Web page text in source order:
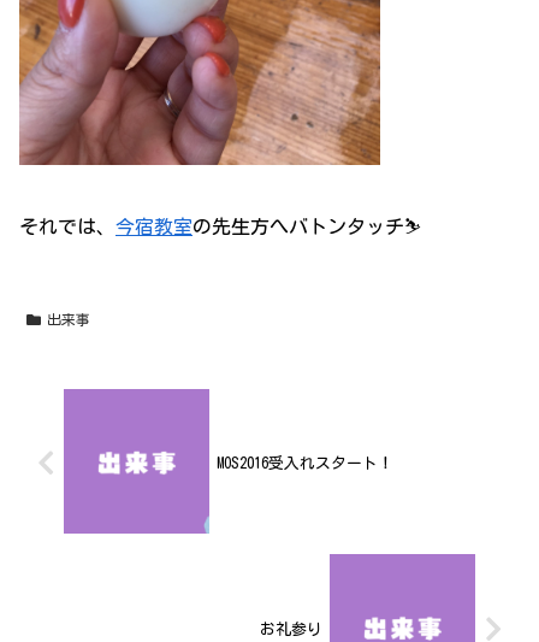
それでは、 今宿教室の先生方へバトンタッチ⛷
出来事
MOS2016受入れスタート！
お礼参り